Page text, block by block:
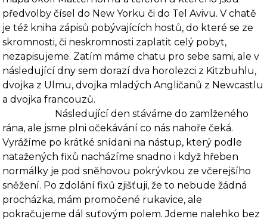
předvolby čísel do New Yorku či do Tel Avivu. V chatě
je též kniha zápisů pobý­vajících hostů, do které se ze
skromnosti, či neskromnosti zaplatit celý pobyt,
nezapisujeme. Zatím máme chatu pro sebe sami, ale v
následující dny sem dorazí dva horolezci z Kitzbuhlu,
dvojka z Ulmu, dvojka mladých Angličanů z Newcastlu
a dvojka francouzů.
Následující den stáváme do zamlženého
rána, ale jsme plni očekávání co nás nahoře čeká.
Vyrážíme po krátké snídani na nástup, který podle
natažených fixů nacházíme snadno i když hřeben
normálky je pod sněhovou pokrývkou ze včerejšího
sněžení. Po zdolání fixů zjišťuji, že to nebude žádná
procházka, mám promočené rukavice, ale
pokračujeme dál suťovým polem. Jdeme nalehko bez